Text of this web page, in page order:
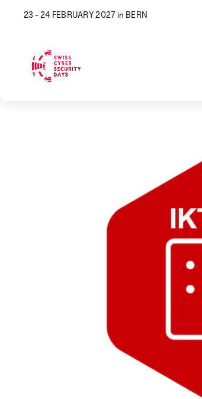
23 - 24 FEBRUARY 2027 in BERN